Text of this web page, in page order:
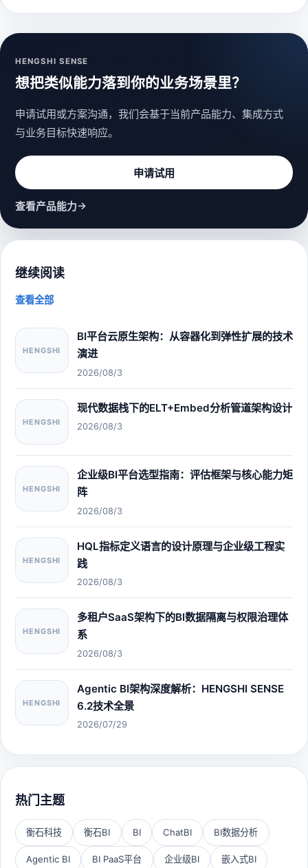
HENGSHI SENSE
想把类似能力落到你的业务场景里？
申请试用或方案沟通，我们会基于当前产品能力、集成方式
与业务目标快速响应。
申请试用
查看产品能力→
继续阅读
查看全部
HENGSHI
BI平台云原生架构：从容器化到弹性扩展的技术
演进
2026/08/3
HENGSHI
现代数据栈下的ELT+Embed分析管道架构设计
2026/08/3
HENGSHI
企业级BI平台选型指南：评估框架与核心能力矩
阵
2026/08/3
HENGSHI
HQL指标定义语言的设计原理与企业级工程实
践
2026/08/3
HENGSHI
多租户SaaS架构下的BI数据隔离与权限治理体
系
2026/08/3
HENGSHI
Agentic BI架构深度解析：HENGSHI SENSE
6.2技术全景
2026/07/29
热门主题
衡石科技 衡石BI BI ChatBI BI数据分析
Agentic BI BI PaaS平台 企业级BI 嵌入式BI